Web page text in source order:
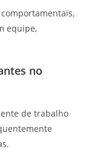
equipe,
no
de trabalho